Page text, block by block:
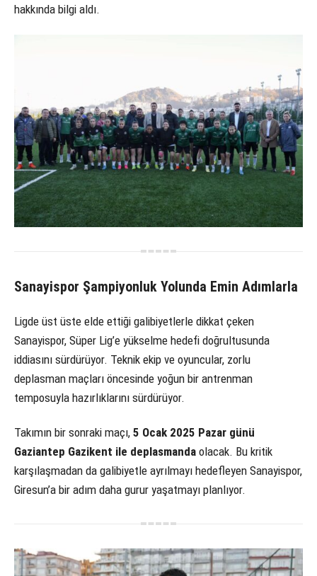
hakkında bilgi aldı.
Sanayispor Şampiyonluk Yolunda Emin Adımlarla
Ligde üst üste elde ettiği galibiyetlerle dikkat çeken
Sanayispor, Süper Lig’e yükselme hedefi doğrultusunda
iddiasını sürdürüyor. Teknik ekip ve oyuncular, zorlu
deplasman maçları öncesinde yoğun bir antrenman
temposuyla hazırlıklarını sürdürüyor.
Takımın bir sonraki maçı, 5 Ocak 2025 Pazar günü
Gaziantep Gazikent ile deplasmanda olacak. Bu kritik
karşılaşmadan da galibiyetle ayrılmayı hedefleyen Sanayispor,
Giresun’a bir adım daha gurur yaşatmayı planlıyor.